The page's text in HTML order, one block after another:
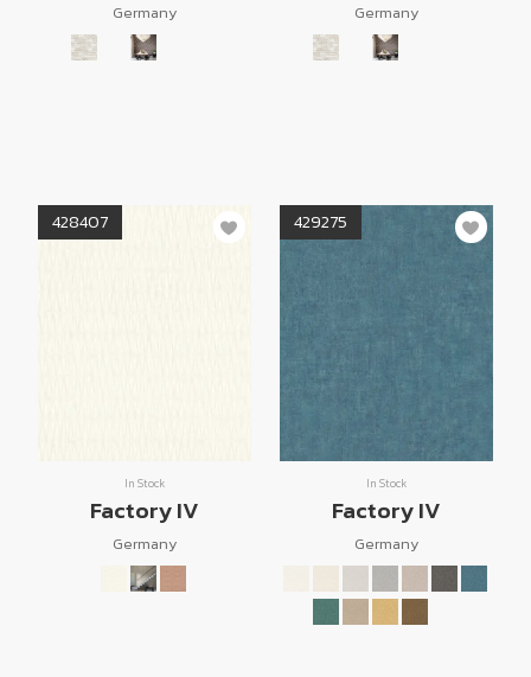
Germany Germany
428407
In Stock
Factory IV
Germany
429275
In Stock
Factory IV
Germany